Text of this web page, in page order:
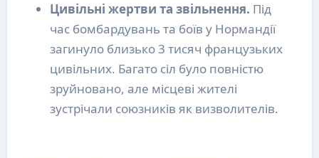
Цивільні жертви та звільнення. Під
час бомбардувань та боїв у Нормандії
загинуло близько 3 тисяч французьких
цивільних. Багато сіл було повністю
зруйновано, але місцеві жителі
зустрічали союзників як визволителів.